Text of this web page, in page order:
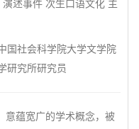
述事件 次生口语文化 主
国社会科学院大学文学院
研究所研究员
蕴宽广的学术概念，被